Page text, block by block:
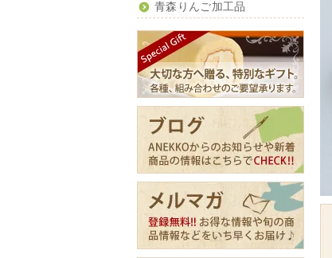
青森りんご加工品